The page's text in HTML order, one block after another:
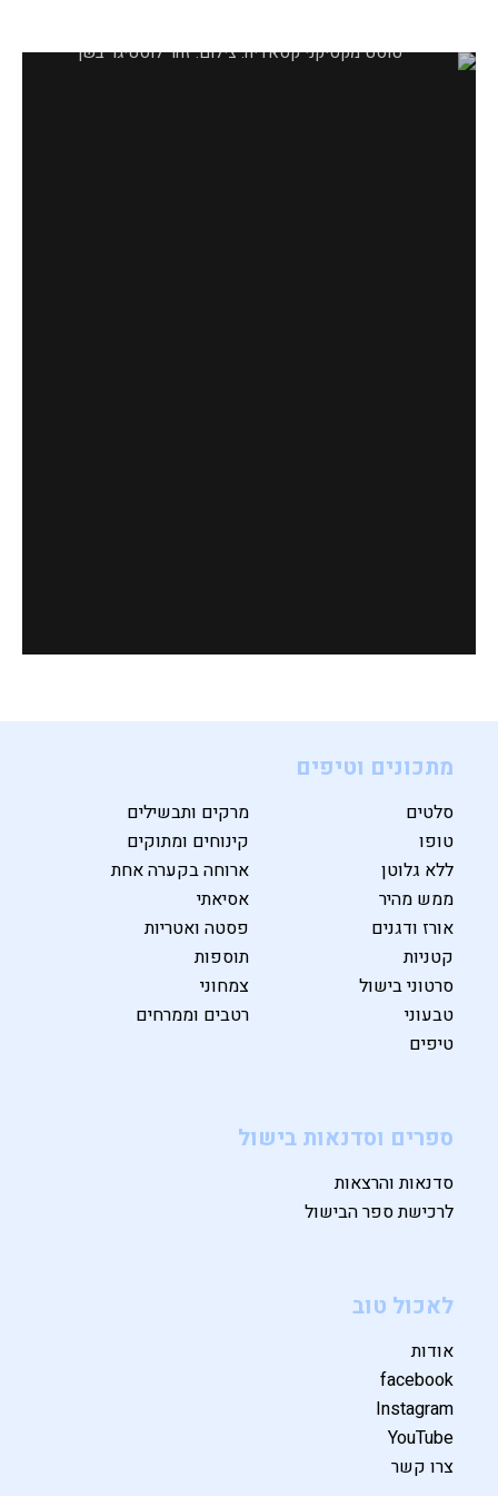
מתכונים וטיפים
סלטים
מרקים ותבשילים
טופו
קינוחים ומתוקים
ללא גלוטן
ארוחה בקערה אחת
ממש מהיר
אסיאתי
אורז ודגנים
פסטה ואטריות
קטניות
תוספות
סרטוני בישול
צמחוני
טבעוני
רטבים וממרחים
טיפים
ספרים וסדנאות בישול
סדנאות והרצאות
לרכישת ספר הבישול
לאכול טוב
אודות
facebook
Instagram
YouTube
צרו קשר